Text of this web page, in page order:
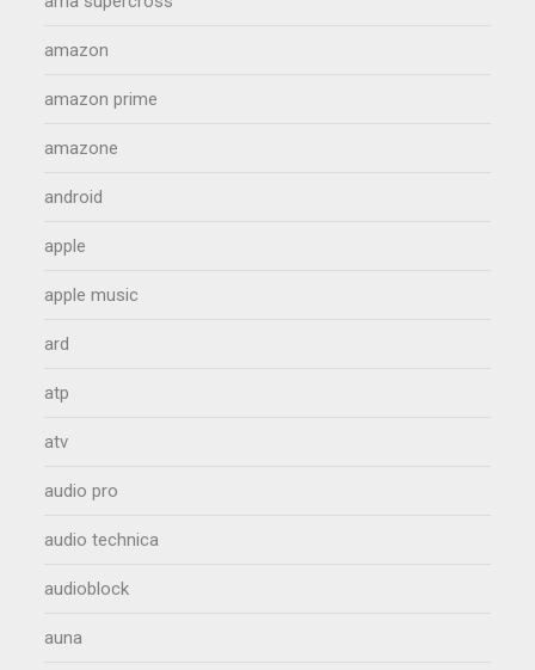
amazon
amazon prime
amazone
android
apple
apple music
ard
atp
atv
audio pro
audio technica
audioblock
auna